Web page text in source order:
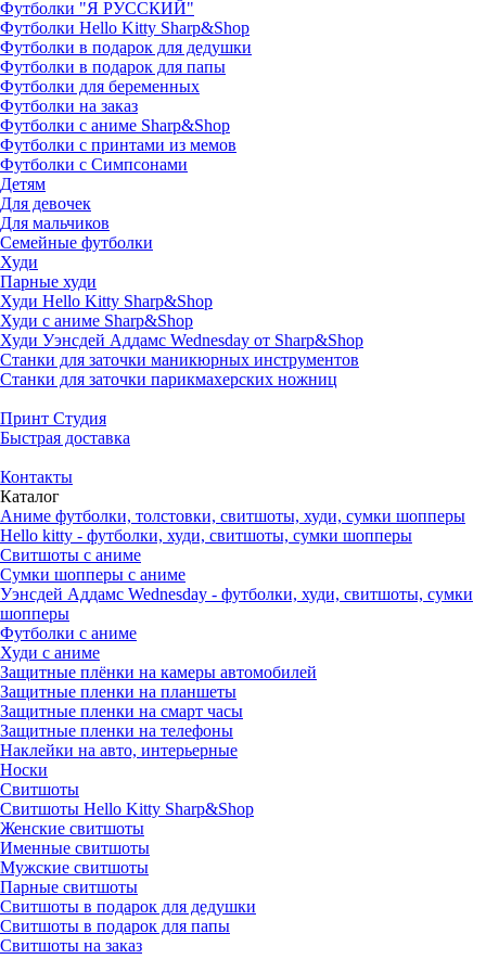
Футболки "Я РУССКИЙ"
Футболки Hello Kitty Sharp&Shop
Футболки в подарок для дедушки
Футболки в подарок для папы
Футболки для беременных
Футболки на заказ
Футболки с аниме Sharp&Shop
Футболки с принтами из мемов
Футболки с Симпсонами
Детям
Для девочек
Для мальчиков
Семейные футболки
Худи
Парные худи
Худи Hello Kitty Sharp&Shop
Худи с аниме Sharp&Shop
Худи Уэнсдей Аддамс Wednesday от Sharp&Shop
Станки для заточки маникюрных инструментов
Станки для заточки парикмахерских ножниц
Принт Студия
Быстрая доставка
Контакты
Каталог
Аниме футболки, толстовки, свитшоты, худи, сумки шопперы
Hello kitty - футболки, худи, свитшоты, сумки шопперы
Свитшоты с аниме
Сумки шопперы с аниме
Уэнсдей Аддамс Wednesday - футболки, худи, свитшоты, сумки
шопперы
Футболки с аниме
Худи с аниме
Защитные плёнки на камеры автомобилей
Защитные пленки на планшеты
Защитные пленки на смарт часы
Защитные пленки на телефоны
Наклейки на авто, интерьерные
Носки
Свитшоты
Cвитшоты Hello Kitty Sharp&Shop
Женские свитшоты
Именные свитшоты
Мужские свитшоты
Парные свитшоты
Свитшоты в подарок для дедушки
Свитшоты в подарок для папы
Свитшоты на заказ